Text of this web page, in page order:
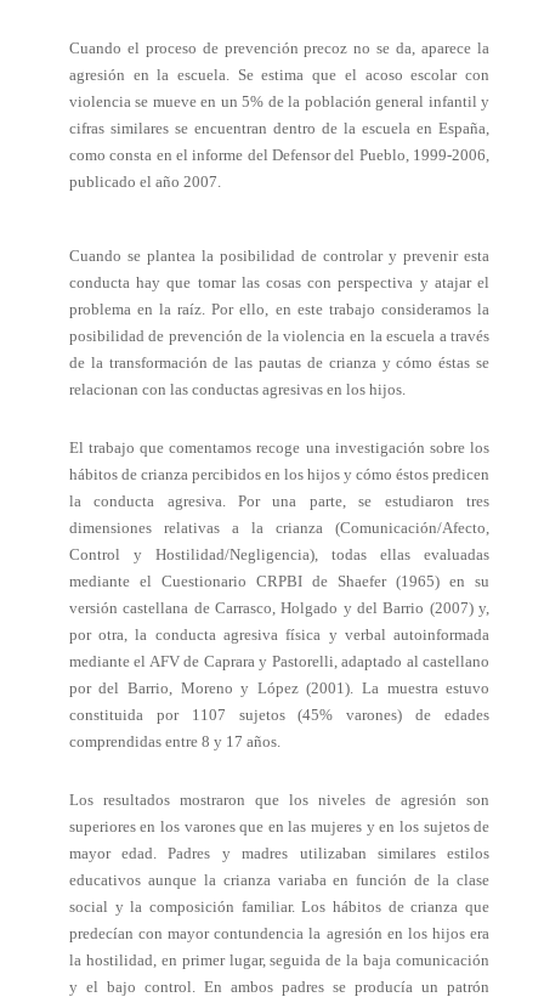
Cuando el proceso de prevención precoz no se da, aparece la
agresión en la escuela. Se estima que el acoso escolar con
violencia se mueve en un 5% de la población general infantil y
cifras similares se encuentran dentro de la escuela en España,
como consta en el informe del Defensor del Pueblo, 1999-2006,
publicado el año 2007.
Cuando se plantea la posibilidad de controlar y prevenir esta
conducta hay que tomar las cosas con perspectiva y atajar el
problema en la raíz. Por ello, en este trabajo consideramos la
posibilidad de prevención de la violencia en la escuela a través
de la transformación de las pautas de crianza y cómo éstas se
relacionan con las conductas agresivas en los hijos.
El trabajo que comentamos recoge una investigación sobre los
hábitos de crianza percibidos en los hijos y cómo éstos predicen
la conducta agresiva. Por una parte, se estudiaron tres
dimensiones relativas a la crianza (Comunicación/Afecto,
Control y Hostilidad/Negligencia), todas ellas evaluadas
mediante el Cuestionario CRPBI de Shaefer (1965) en su
versión castellana de Carrasco, Holgado y del Barrio (2007) y,
por otra, la conducta agresiva física y verbal autoinformada
mediante el AFV de Caprara y Pastorelli, adaptado al castellano
por del Barrio, Moreno y López (2001). La muestra estuvo
constituida por 1107 sujetos (45% varones) de edades
comprendidas entre 8 y 17 años.
Los resultados mostraron que los niveles de agresión son
superiores en los varones que en las mujeres y en los sujetos de
mayor edad. Padres y madres utilizaban similares estilos
educativos aunque la crianza variaba en función de la clase
social y la composición familiar. Los hábitos de crianza que
predecían con mayor contundencia la agresión en los hijos era
la hostilidad, en primer lugar, seguida de la baja comunicación
y el bajo control. En ambos padres se producía un patrón